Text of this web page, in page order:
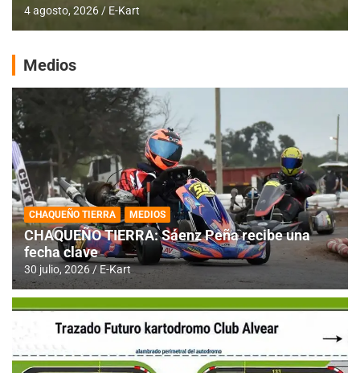
4 agosto, 2026 E-Kart
Medios
CHAQUEÑO TIERRA MEDIOS
CHAQUEÑO TIERRA: Sáenz Peña recibe una
fecha clave
30 julio, 2026 E-Kart